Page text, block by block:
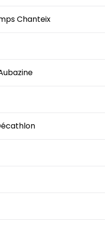
Chanteix